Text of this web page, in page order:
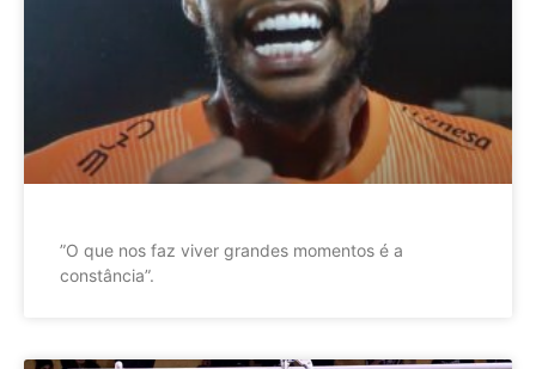
”O que nos faz viver grandes momentos é a
constância”.